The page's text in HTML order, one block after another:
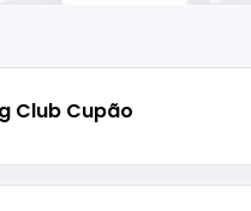
Club Cupão